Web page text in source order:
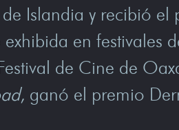
Islandia y recibió
en festivales
de Cine de
, ganó el premio